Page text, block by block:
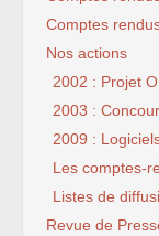
Comptes
Nos actions
2002 : Projet
2003 :
2009 :
Les comptes-
Listes de
Revue de